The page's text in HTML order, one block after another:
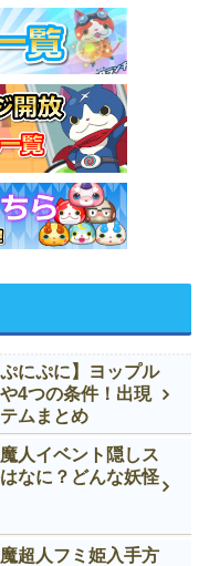
ぷにぷに】ヨップル
4つの条件！出現
ムまとめ
人イベント隠しス
なに？どんな妖怪
超人フミ姫入手方